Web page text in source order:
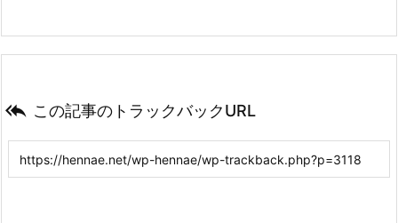
 この記事のトラックバックURL